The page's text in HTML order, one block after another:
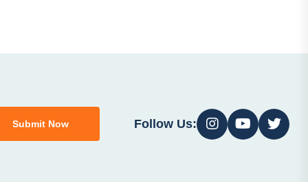
Submit Now Follow Us: